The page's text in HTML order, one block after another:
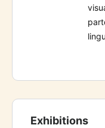
Exhibitions